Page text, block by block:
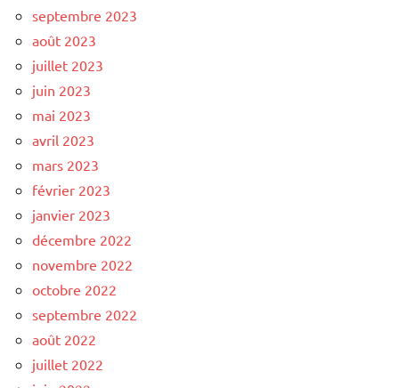
septembre 2023
août 2023
juillet 2023
juin 2023
mai 2023
avril 2023
mars 2023
février 2023
janvier 2023
décembre 2022
novembre 2022
octobre 2022
septembre 2022
août 2022
juillet 2022